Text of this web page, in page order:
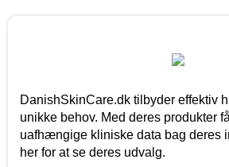
DanishSkinCare.dk tilbyder effektiv
unikke behov. Med deres produkter
uafhængige kliniske data bag deres
her for at se deres udvalg.